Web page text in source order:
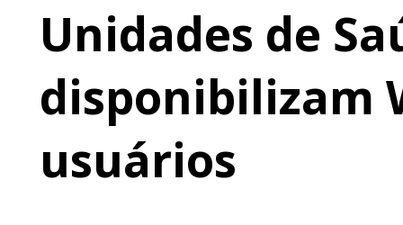
Unidades de
disponibilizam
usuários